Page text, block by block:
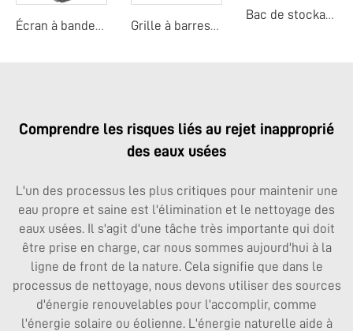
Écran à bande Center Flow Grille à barres fines
Bac de stockage de boues
Comprendre les risques liés au rejet inapproprié
des eaux usées
L'un des processus les plus critiques pour maintenir une
eau propre et saine est l'élimination et le nettoyage des
eaux usées. Il s'agit d'une tâche très importante qui doit
être prise en charge, car nous sommes aujourd'hui à la
ligne de front de la nature. Cela signifie que dans le
processus de nettoyage, nous devons utiliser des sources
d'énergie renouvelables pour l'accomplir, comme
l'énergie solaire ou éolienne. L'énergie naturelle aide à